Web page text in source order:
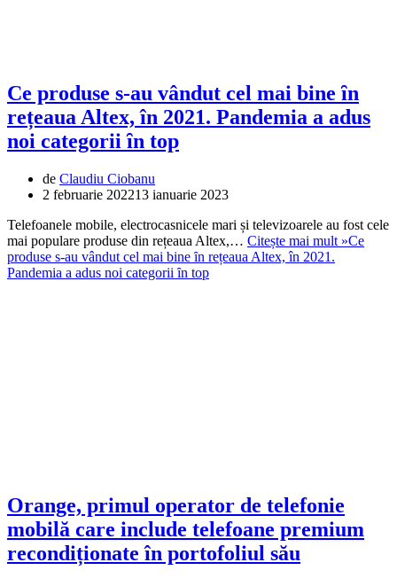
Ce produse s-au vândut cel mai bine ȋn
rețeaua Altex, în 2021. Pandemia a adus
noi categorii ȋn top
de Claudiu Ciobanu
2 februarie 202213 ianuarie 2023
Telefoanele mobile, electrocasnicele mari și televizoarele au fost cele
mai populare produse din rețeaua Altex,… Citește mai mult »Ce
produse s-au vândut cel mai bine ȋn rețeaua Altex, în 2021.
Pandemia a adus noi categorii ȋn top
Orange, primul operator de telefonie
mobilă care include telefoane premium
recondiționate în portofoliul său